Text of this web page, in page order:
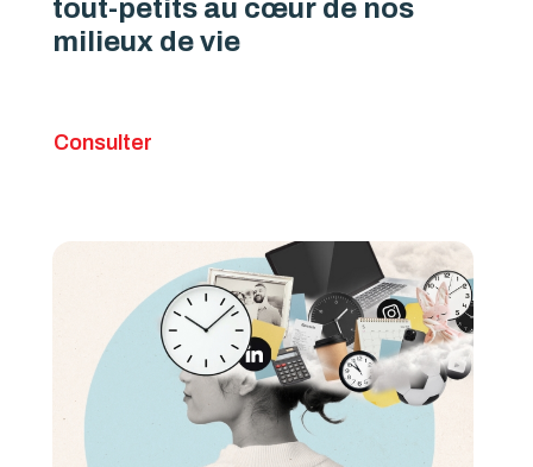
tout-petits au cœur de nos
milieux de vie
Consulter